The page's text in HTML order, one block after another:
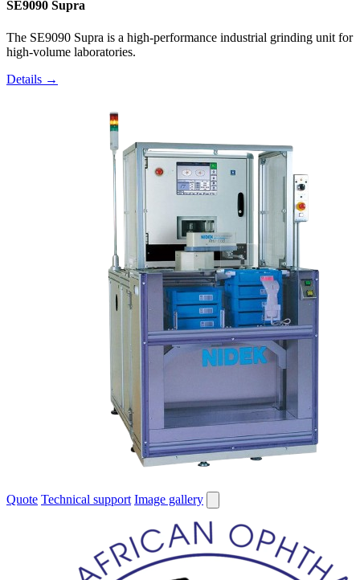
SE9090 Supra
The SE9090 Supra is a high-performance industrial grinding unit for
high-volume laboratories.
Details →
Quote Technical support Image gallery